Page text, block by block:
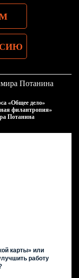
карты» или
работу
«Общее дело»
филантропия»
Потанина